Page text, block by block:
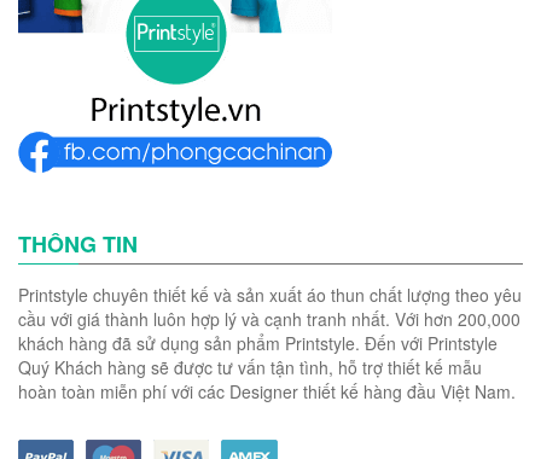
THÔNG TIN
Printstyle chuyên thiết kế và sản xuất áo thun chất lượng theo yêu
cầu với giá thành luôn hợp lý và cạnh tranh nhất. Với hơn 200,000
khách hàng đã sử dụng sản phẩm Printstyle. Đến với Printstyle
Quý Khách hàng sẽ được tư vấn tận tình, hỗ trợ thiết kế mẫu
hoàn toàn miễn phí với các Designer thiết kế hàng đầu Việt Nam.